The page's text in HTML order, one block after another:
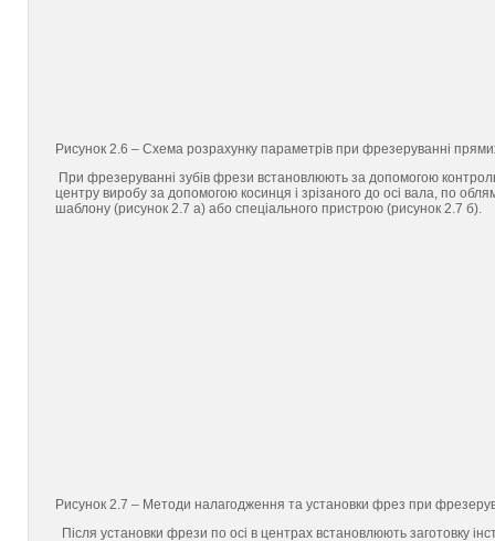
Рисунок 2.6 – Схема розрахунку параметрів при фрезеруванні
При фрезеруванні зубів фрези встановлюють за допомогою
центру виробу за допомогою косинця і зрізаного до осі вала, по
шаблону (рисунок 2.7 а) або спеціального пристрою (рисунок 2.7 б).
Рисунок 2.7 – Методи налагодження та установки фрез при
Після установки фрези по осі в центрах встановлюють заготовку